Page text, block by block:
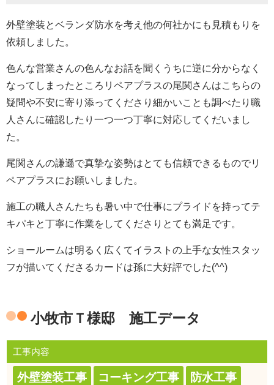
外壁塗装とベランダ防水を考え他の何社かにも見積もりを
依頼しました。
色んな営業さんの色んなお話を聞くうちに逆に分からなく
なってしまったところリペアプラスの尾関さんはこちらの
疑問や不安に寄り添ってくださり細かいことも調べたり職
人さんに確認したり一つ一つ丁寧に対応してくだいまし
た。
尾関さんの謙遜で真摯な姿勢はとても信頼できるものでリ
ペアプラスにお願いしました。
施工の職人さんたちも暑い中で仕事にプライドを持ってテ
キパキと丁寧に作業をしてくださりとても満足です。
ショールームは明るく広くてイラストの上手な女性スタッ
フが描いてくださるカードは孫に大好評でした(^^)
小牧市Ｔ様邸 施工データ
工事内容
外壁塗装工事 コーキング工事
防水工事